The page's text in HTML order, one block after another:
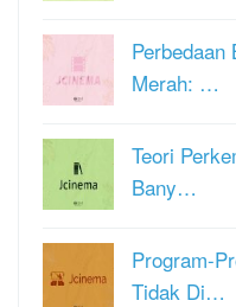
Perbedaan
Merah: …
Teori
Bany…
Program-
Tidak Di…